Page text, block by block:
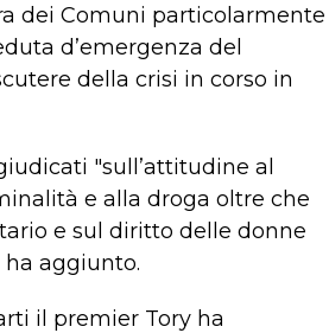
dei Comuni particolarmente
d’emergenza del
della crisi in corso in
"sull’attitudine al
e alla droga oltre che
e sul diritto delle donne
ha aggiunto.
il premier Tory ha